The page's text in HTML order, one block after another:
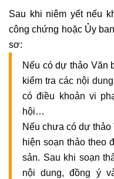
Sau khi niêm yết nếu
công chứng hoặc Ủy
sơ:
Nếu có dự thảo Văn
kiểm tra các nội
có điều khoản vi
hội…
Nếu chưa có dự
hiệnsoạn thảo theo
sản. Sau khi soạn
nội dung, đồng ý